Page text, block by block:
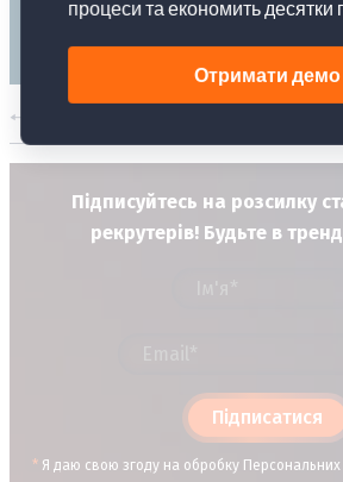
Підписуйтесь на розсилку
рекрутерів! Будьте в
Підписатися
* Я даю свою згоду на обробку Персональних